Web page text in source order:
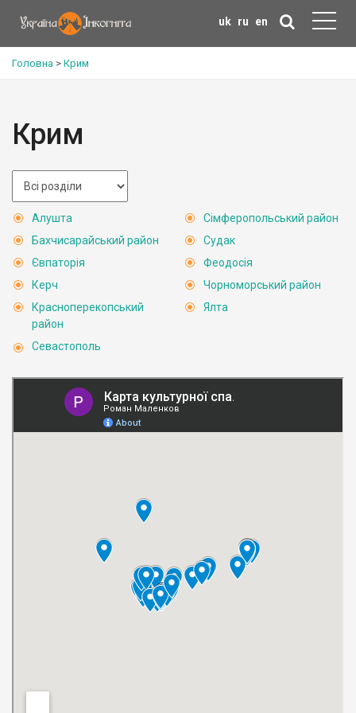
uk ru en
Головна > Крим
Крим
Алушта
Бахчисарайський район
Євпаторія
Керч
Красноперекопський
район
Севастополь
Сімферопольський район
Судак
Феодосія
Чорноморський район
Ялта